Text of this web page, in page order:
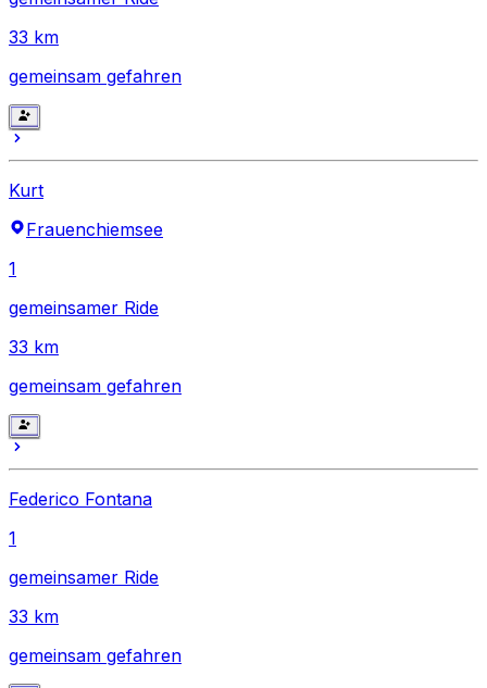
33 km
gemeinsam gefahren
Kurt
Frauenchiemsee
1
gemeinsamer Ride
33 km
gemeinsam gefahren
Federico Fontana
1
gemeinsamer Ride
33 km
gemeinsam gefahren